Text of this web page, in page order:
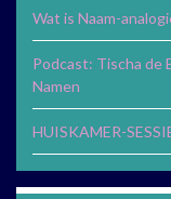
Wat is Naam-
Podcast: Tischa de
Namen
HUISKAMER-